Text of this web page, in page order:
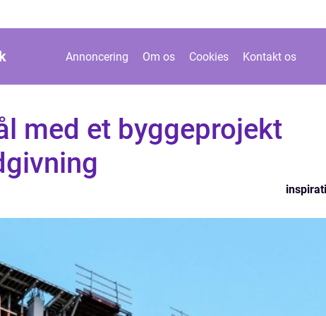
Annoncering Om os Cookies Kontakt os
med et byggeprojekt